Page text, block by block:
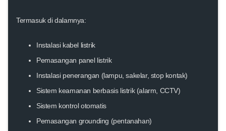
Termasuk di dalamnya:
Instalasi kabel listrik
Pemasangan panel listrik
Instalasi penerangan (lampu, sakelar, stop kontak)
Sistem keamanan berbasis listrik (alarm, CCTV)
Sistem kontrol otomatis
Pemasangan grounding (pentanahan)